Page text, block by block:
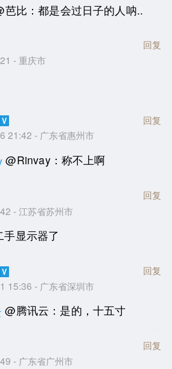
芭比：都是会过日子的人呐..
- 重庆市
回复
21:42 - 广东省惠州市
回复
@Rinvay：称不上啊
- 江苏省苏州市
回复
显示器了
15:36 - 广东省深圳市
回复
@腾讯云：是的，十五寸
- 广东省广州市
回复